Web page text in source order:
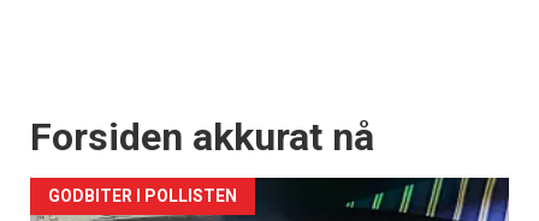
Forsiden akkurat nå
GODBITER I POLLISTEN